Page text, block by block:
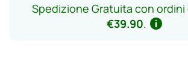
Spedizione Gratuita con ordini
€39.90.